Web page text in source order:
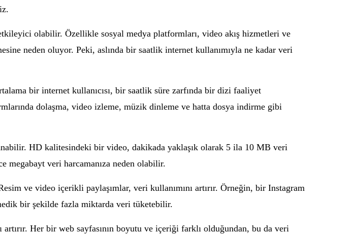
olabilir. Özellikle sosyal medya platformları, video akış hizmetleri ve
neden oluyor. Peki, aslında bir saatlik internet kullanımıyla ne kadar veri
bir internet kullanıcısı, bir saatlik süre zarfında bir dizi faaliyet
dolaşma, video izleme, müzik dinleme ve hatta dosya indirme gibi
HD kalitesindeki bir video, dakikada yaklaşık olarak 5 ila 10 MB veri
megabayt veri harcamanıza neden olabilir.
ve video içerikli paylaşımlar, veri kullanımını artırır. Örneğin, bir Instagram
bir şekilde fazla miktarda veri tüketebilir.
Her bir web sayfasının boyutu ve içeriği farklı olduğundan, bu da veri